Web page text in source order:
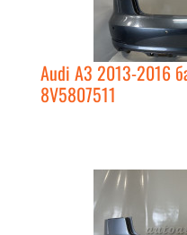
Audi A3 2013-2016
8V5807511